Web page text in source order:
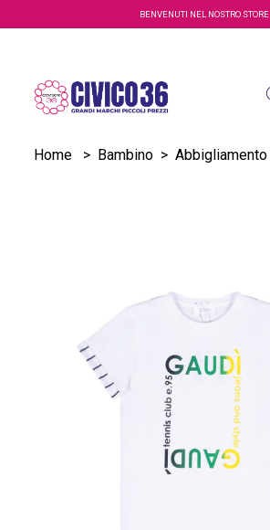
Salta al contenuto principaleBENVENUTI NEL NOSTRO STORE
Home > Bambino > Abbigliamento